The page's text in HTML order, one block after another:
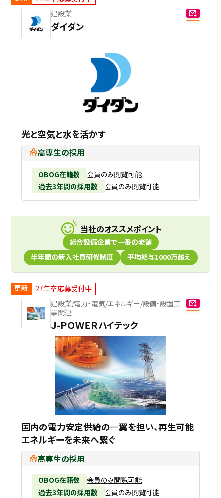
建設業
ダイダン
光と空気と水を活かす
高専生の採用
OBOG在籍数
会員のみ閲覧可能
過去3年間の採用数
会員のみ閲覧可能
当社のオススメポイント
総合設備企業で一番の老舗
半年間の新入社員研修制度
平均給与1000万越え
更新
27年卒応募受付中
建設業/電力・電気/エネルギー/設備・設置工
事関連
Ｊ-ＰＯＷＥＲハイテック
国内の電力安定供給の一翼を担い、再生可能
エネルギーを未来へ繋ぐ
高専生の採用
OBOG在籍数
会員のみ閲覧可能
過去3年間の採用数
会員のみ閲覧可能